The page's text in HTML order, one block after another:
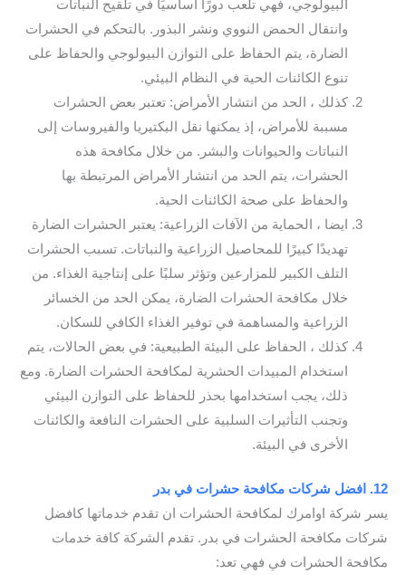
البيولوجي، فهي تلعب دورًا أساسيًا في تلقيح النباتات
وانتقال الحمض النووي ونشر البذور. بالتحكم في الحشرات
الضارة، يتم الحفاظ على التوازن البيولوجي والحفاظ على
تنوع الكائنات الحية في النظام البيئي.
كذلك ، الحد من انتشار الأمراض: تعتبر بعض الحشرات
مسببة للأمراض، إذ يمكنها نقل البكتيريا والفيروسات إلى
النباتات والحيوانات والبشر. من خلال مكافحة هذه
الحشرات، يتم الحد من انتشار الأمراض المرتبطة بها
والحفاظ على صحة الكائنات الحية.
ايضا ، الحماية من الآفات الزراعية: يعتبر الحشرات الضارة
تهديدًا كبيرًا للمحاصيل الزراعية والنباتات. تسبب الحشرات
التلف الكبير للمزارعين وتؤثر سلبًا على إنتاجية الغذاء. من
خلال مكافحة الحشرات الضارة، يمكن الحد من الخسائر
الزراعية والمساهمة في توفير الغذاء الكافي للسكان.
كذلك ، الحفاظ على البيئة الطبيعية: في بعض الحالات، يتم
استخدام المبيدات الحشرية لمكافحة الحشرات الضارة. ومع
ذلك، يجب استخدامها بحذر للحفاظ على التوازن البيئي
وتجنب التأثيرات السلبية على الحشرات النافعة والكائنات
الأخرى في البيئة.
12. افضل شركات مكافحة حشرات في بدر
يسر شركة اوامرك لمكافحة الحشرات ان تقدم خدماتها كافضل
شركات مكافحة الحشرات في بدر. تقدم الشركة كافة خدمات
مكافحة الحشرات في فهي تعد: